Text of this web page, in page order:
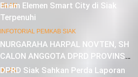
IKLAN
NURGARAHA HARPAL NOVTEN, SH
CALON ANGGOTA DPRD PROVINSI
DKI JAKARTA
IKLAN
Enam Elemen Smart City di Siak
Terpenuhi
INFOTORIAL PEMKAB SIAK
DPRD Siak Sahkan Perda Laporan